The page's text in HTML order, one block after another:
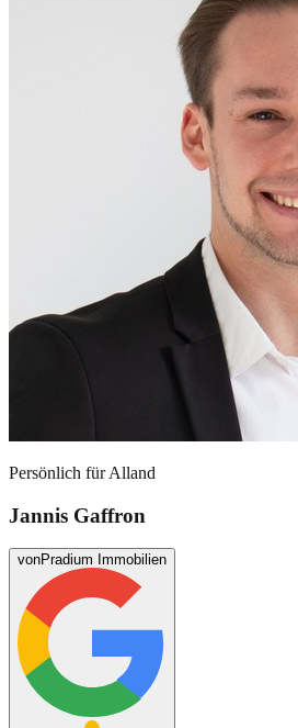
Persönlich fürAlland
Jannis Gaffron
vonPradium Immobilien